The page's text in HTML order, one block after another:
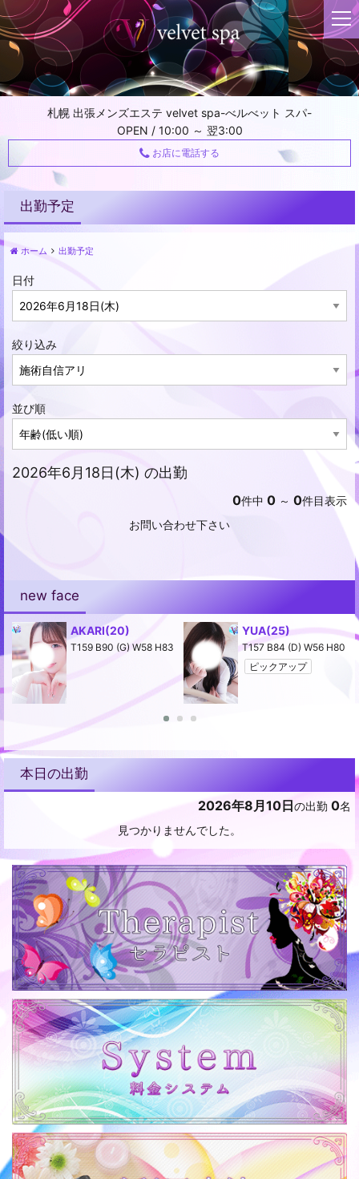
札幌 出張メンズエステ velvet spa-べルべット スパ-
OPEN / 10:00 ～ 翌3:00
お店に電話する
出勤予定
ホーム 出勤予定
日付
絞り込み
並び順
2026年6月18日(木) の出勤
0件中 0 ～ 0件目表示
お問い合わせ下さい
new face
AKARI(20)
T159 B90 (G) W58 H83
YUA(25)
T157 B84 (D) W56 H80
ピックアップ
本日の出勤
2026年8月10日の出勤 0名
見つかりませんでした。
t
o
g
g
l
a
i